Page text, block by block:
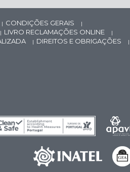
| CONDIÇÕES GERAIS |
| LIVRO RECLAMAÇÕES ONLINE |
| DIREITOS E OBRIGAÇÕES |